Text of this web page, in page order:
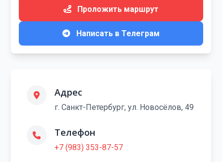
Адрес
г. Санкт-Петербург, ул. Новосёлов, 49
Телефон
+7 (983) 353-87-57
Проложить маршрут
Написать в Телеграм